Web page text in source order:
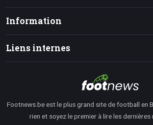
Information
Liens internes
Footnews.be est le plus grand site de football en
rien et soyez le premier à lire les dernières